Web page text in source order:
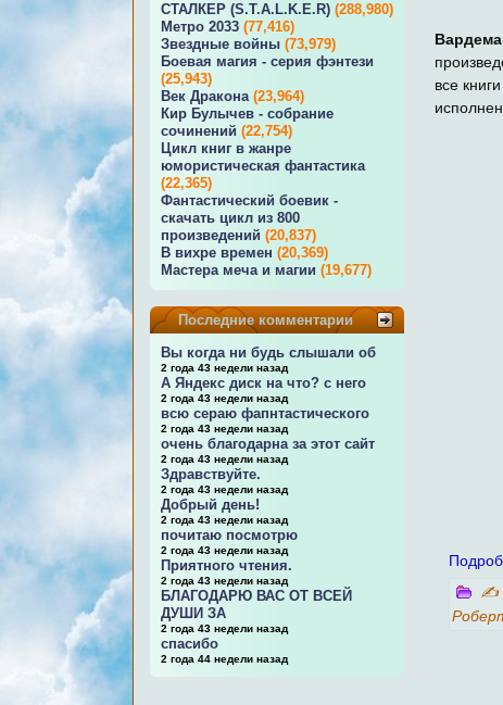
СТАЛКЕР (S.T.A.L.K.E.R) (288,980)
Метро 2033 (77,416)
Звездные войны (73,979)
Боевая магия - серия фэнтези
(25,943)
Век Дракона (23,964)
Кир Булычев - собрание
сочинений (22,754)
Цикл книг в жанре
юмористическая фантастика
(22,365)
Фантастический боевик -
скачать цикл из 800
произведений (20,837)
В вихре времен (20,369)
Мастера меча и магии (19,677)
Последние комментарии
Вы когда ни будь слышали об
2 года 43 недели назад
А Яндекс диск на что? с него
2 года 43 недели назад
всю сераю фапнтастического
2 года 43 недели назад
очень благодарна за этот сайт
2 года 43 недели назад
Здравствуйте.
2 года 43 недели назад
Добрый день!
2 года 43 недели назад
почитаю посмотрю
2 года 43 недели назад
Приятного чтения.
2 года 43 недели назад
БЛАГОДАРЮ ВАС ОТ ВСЕЙ
ДУШИ ЗА
2 года 43 недели назад
спасибо
2 года 44 недели назад
все
✍